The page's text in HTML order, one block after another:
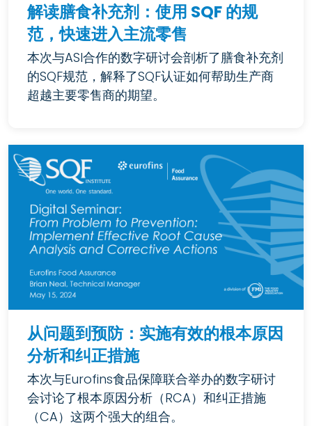
解读膳食补充剂：使用 SQF 的规
范，快速进入主流零售
本次与ASI合作的数字研讨会剖析了膳食补充剂
的SQF规范，解释了SQF认证如何帮助生产商
超越主要零售商的期望。
从问题到预防：实施有效的根本原因
分析和纠正措施
本次与Eurofins食品保障联合举办的数字研讨
会讨论了根本原因分析（RCA）和纠正措施
（CA）这两个强大的组合。